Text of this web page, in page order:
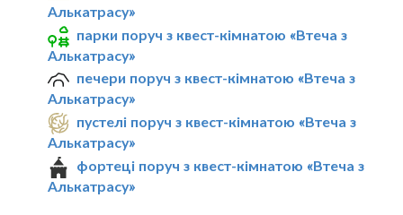
Алькатрасу»
парки поруч з квест-кімнатою «Втеча з
Алькатрасу»
печери поруч з квест-кімнатою «Втеча з
Алькатрасу»
пустелі поруч з квест-кімнатою «Втеча з
Алькатрасу»
фортеці поруч з квест-кімнатою «Втеча з
Алькатрасу»